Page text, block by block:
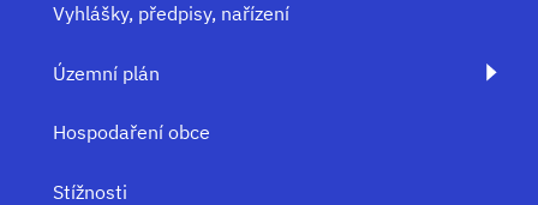
Vyhlášky, předpisy, nařízení
Územní plán
Hospodaření obce
Stížnosti